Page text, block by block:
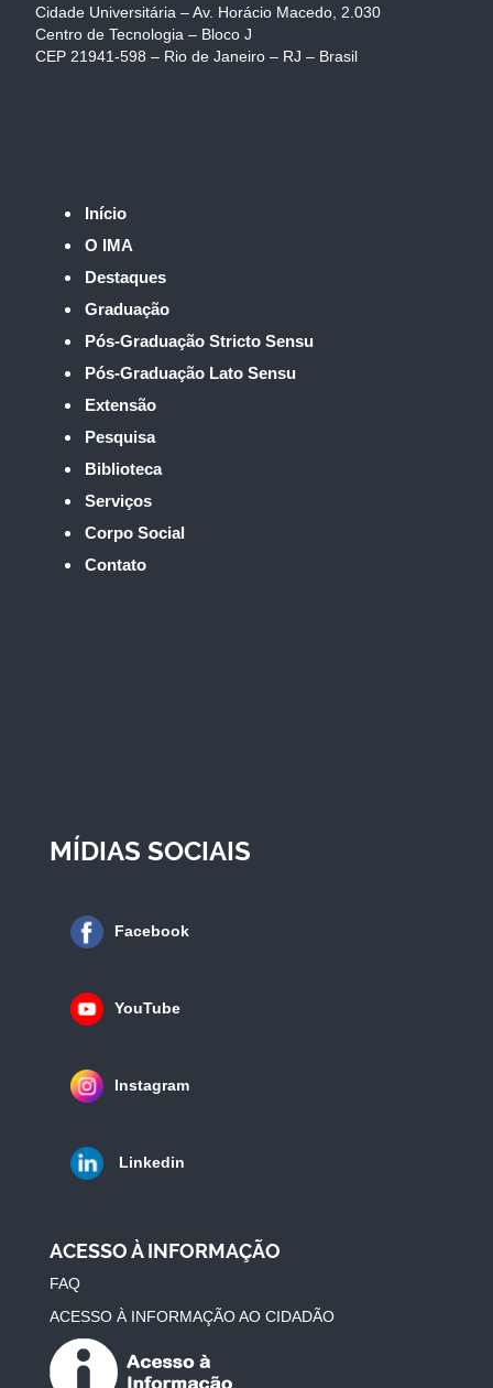
Cidade Universitária – Av. Horácio Macedo, 2.030
Centro de Tecnologia – Bloco J
CEP 21941-598 – Rio de Janeiro – RJ – Brasil
Início
O IMA
Destaques
Graduação
Pós-Graduação Stricto Sensu
Pós-Graduação Lato Sensu
Extensão
Pesquisa
Biblioteca
Serviços
Corpo Social
Contato
MÍDIAS SOCIAIS
Facebook
YouTube
Instagram
Linkedin
ACESSO À INFORMAÇÃO
FAQ
ACESSO À INFORMAÇÃO AO CIDADÃO